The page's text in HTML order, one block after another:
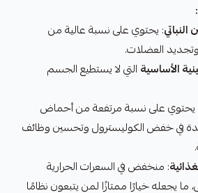
: يحتوي على نسبة عالية من
وتجديد العضلات.
الأساسية التي لا يستطيع الجسم
يحتوي على نسبة مرتفعة من أحماض
المفيدة في خفض الكوليسترول وتحسين وظائف
: منخفض في السعرات الحرارية
ما يجعله خيارًا ممتازًا لمن يتبعون نظامًا